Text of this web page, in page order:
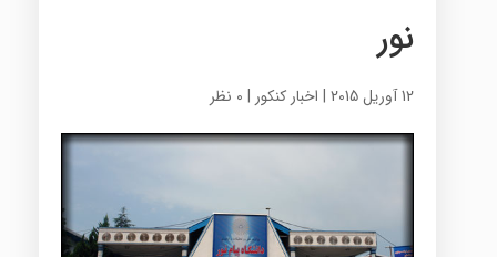
نور
12 آوریل 2015 | اخبار کنکور | 0 نظر